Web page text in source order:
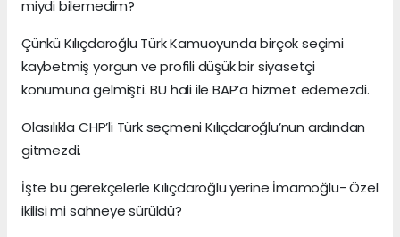
miydi bilemedim?
Çünkü Kılıçdaroğlu Türk Kamuoyunda birçok seçimi
kaybetmiş yorgun ve profili düşük bir siyasetçi
konumuna gelmişti. BU hali ile BAP’a hizmet edemezdi.
Olasılıkla CHP’li Türk seçmeni Kılıçdaroğlu’nun ardından
gitmezdi.
İşte bu gerekçelerle Kılıçdaroğlu yerine İmamoğlu- Özel
ikilisi mi sahneye sürüldü?